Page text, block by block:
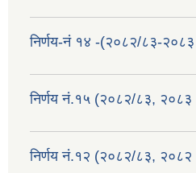
निर्णय-नं १४ -(२०८२/८३-
निर्णय नं.१५ (२०८२/८३,
निर्णय नं.१२ (२०८२/८३,